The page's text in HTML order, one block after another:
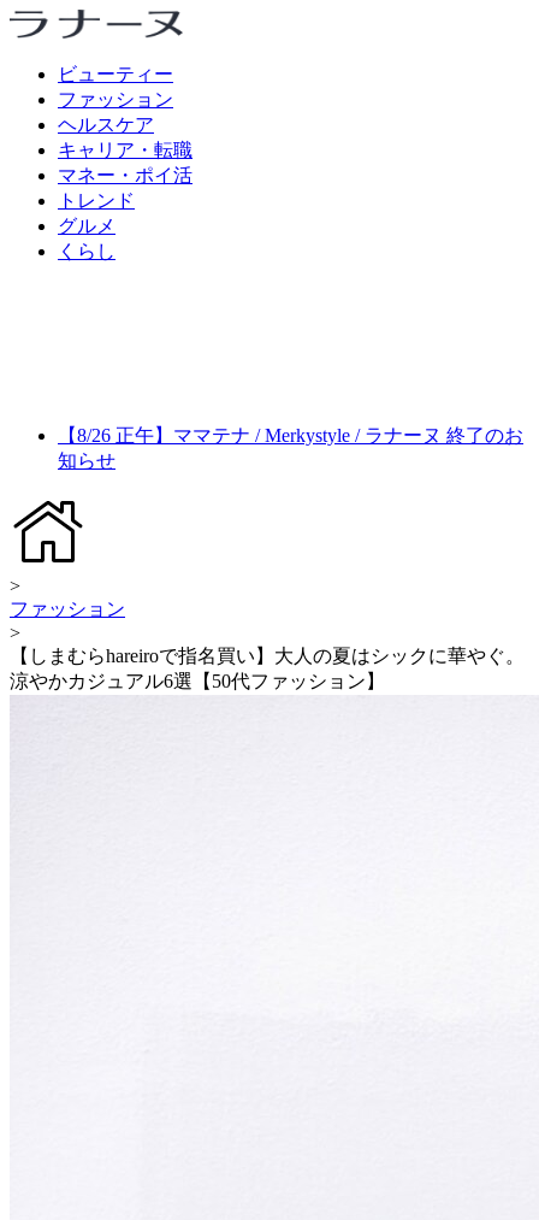
ビューティー
ファッション
ヘルスケア
キャリア・転職
マネー・ポイ活
トレンド
グルメ
くらし
【8/26 正午】ママテナ / Merkystyle / ラナーヌ 終了のお
知らせ
>
ファッション
>
【しまむらhareiroで指名買い】大人の夏はシックに華やぐ。
涼やかカジュアル6選【50代ファッション】